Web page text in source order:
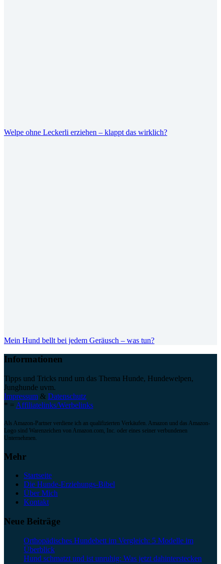
Welpe ohne Leckerli erziehen – klappt das wirklich?
Mein Hund bellt bei jedem Geräusch – was tun?
Informationen
Tipps und Tricks rund um das Thema Hunde, Hundewelpen,
Junghunde uvm.
Impressum & Datenschutz
* = Affiliatelinks/Werbelinks
Als Amazon-Partner verdiene ich an qualifizierten Verkäufen. Amazon und das Amazon-
Logo sind Warenzeichen von Amazon.com, Inc. oder eines seiner verbundenen
Unternehmen.
Mehr
Startseite
Die Hunde-Erziehungs-Bibel
Über Mich
Kontakt
Neue Beiträge
Orthopädisches Hundebett im Vergleich: 5 Modelle im
Überblick
Hund schmatzt und ist unruhig: Was jetzt dahinterstecken